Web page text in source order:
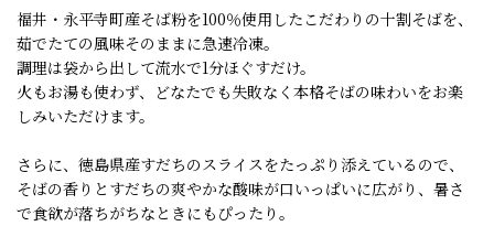
福井・永平寺町産そば粉を100％使用したこだわりの十割そばを、
茹でたての風味そのままに急速冷凍。
調理は袋から出して流水で1分ほぐすだけ。
火もお湯も使わず、どなたでも失敗なく本格そばの味わいをお楽
しみいただけます。
さらに、徳島県産すだちのスライスをたっぷり添えているので、
そばの香りとすだちの爽やかな酸味が口いっぱいに広がり、暑さ
で食欲が落ちがちなときにもぴったり。